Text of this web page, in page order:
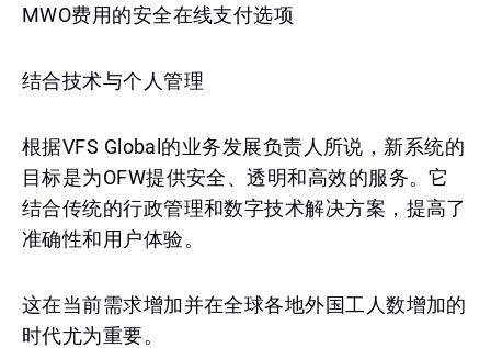
MWO费用的安全在线支付选项
结合技术与个人管理
根据VFS Global的业务发展负责人所说，新系统的
目标是为OFW提供安全、透明和高效的服务。它
结合传统的行政管理和数字技术解决方案，提高了
准确性和用户体验。
这在当前需求增加并在全球各地外国工人数增加的
时代尤为重要。